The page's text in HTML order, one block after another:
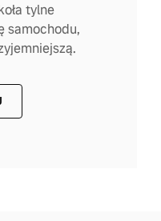
tylne
samochodu,